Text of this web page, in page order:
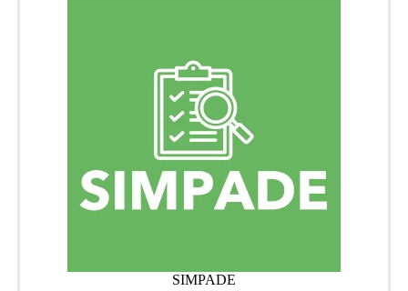
SIMPADE